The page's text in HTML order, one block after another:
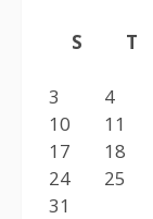
S
T
3
4
10
11
17
18
24
25
31